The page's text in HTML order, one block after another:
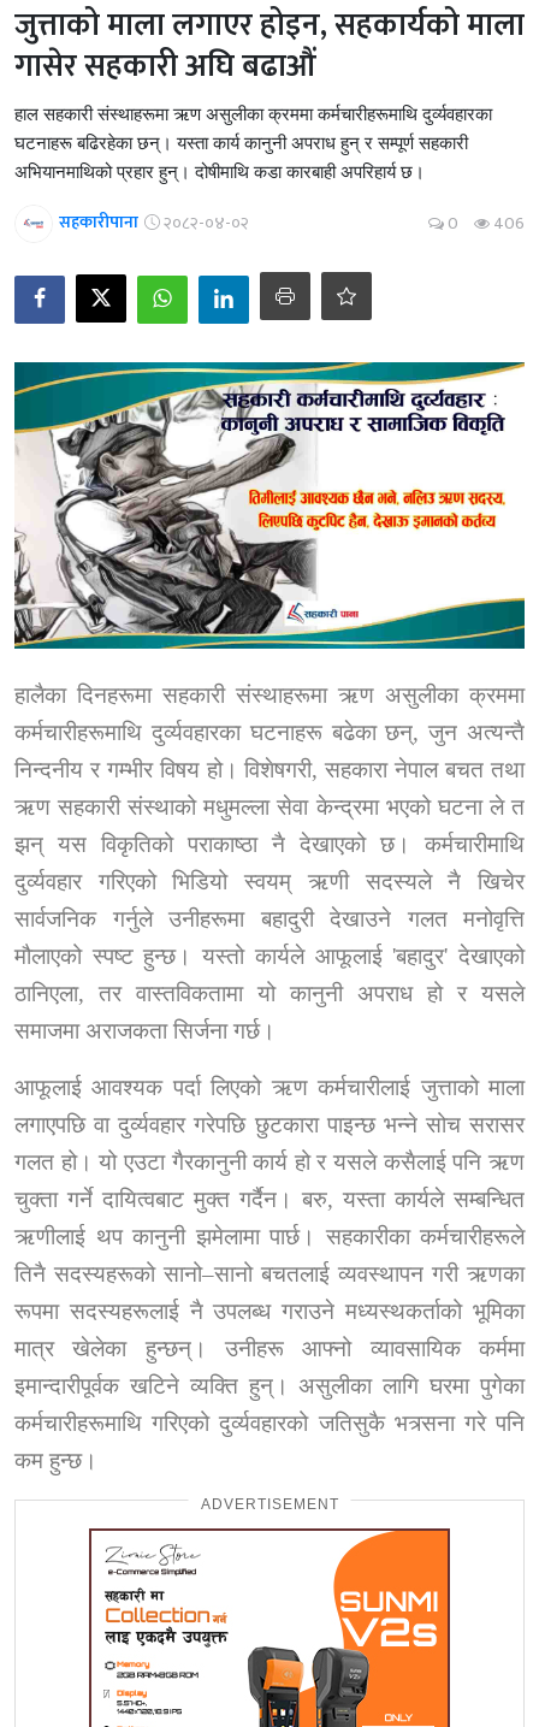
जुत्ताको माला लगाएर होइन, सहकार्यको माला
गासेर सहकारी अघि बढाऔं
हाल सहकारी संस्थाहरूमा ऋण असुलीका क्रममा कर्मचारीहरूमाथि दुर्व्यवहारका
घटनाहरू बढिरहेका छन्। यस्ता कार्य कानुनी अपराध हुन् र सम्पूर्ण सहकारी
अभियानमाथिको प्रहार हुन्। दोषीमाथि कडा कारबाही अपरिहार्य छ।
सहकारीपाना २०८२-०४-०२ 0 406
हालैका दिनहरूमा सहकारी संस्थाहरूमा ऋण असुलीका क्रममा
कर्मचारीहरूमाथि दुर्व्यवहारका घटनाहरू बढेका छन्,जुन अत्यन्तै
निन्दनीय र गम्भीर विषय हो। विशेषगरी,सहकारा नेपाल बचत तथा
ऋण सहकारी संस्थाको मधुमल्ला सेवा केन्द्रमा भएको घटना ले त
झन् यस विकृतिको पराकाष्ठा नै देखाएको छ। कर्मचारीमाथि
दुर्व्यवहार गरिएको भिडियो स्वयम् ऋणी सदस्यले नै खिचेर
सार्वजनिक गर्नुले उनीहरूमा
बहादुरी देखाउने गलत मनोवृत्ति
मौलाएको स्पष्ट हुन्छ। यस्तो कार्यले आफूलाई 'बहादुर'देखाएको
ठानिएला, तर वास्तविकतामा यो कानुनी अपराध हो र यसले
समाजमा अराजकता सिर्जना गर्छ।
आफूलाई आवश्यक पर्दा लिएको ऋण कर्मचारीलाई जुत्ताको माला
लगाएपछि वा दुर्व्यवहार गरेपछि छुटकारा पाइन्छ भन्ने सोच सरासर
गलत हो। यो एउटा गैरकानुनी कार्य हो र यसले कसैलाई पनि ऋण
चुक्ता गर्ने दायित्वबाट मुक्त गर्दैन। बरु, यस्ता कार्यले सम्बन्धित
ऋणीलाई थप कानुनी झमेलामा पार्छ। सहकारीका कर्मचारीहरूले
तिनै सदस्यहरूको सानो–सानो बचतलाई व्यवस्थापन गरी ऋणका
रूपमा सदस्यहरूलाई नै उपलब्ध गराउने मध्यस्थकर्ताको भूमिका
मात्र खेलेका हुन्छन्। उनीहरू आफ्नो व्यावसायिक कर्ममा
इमान्दारीपूर्वक खटिने व्यक्ति हुन्। असुलीका लागि घरमा पुगेका
कर्मचारीहरूमाथि गरिएको दुर्व्यवहारको जतिसुकै भत्र्सना गरे पनि
कम हुन्छ।
ADVERTISEMENT